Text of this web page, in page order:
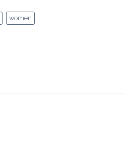
women